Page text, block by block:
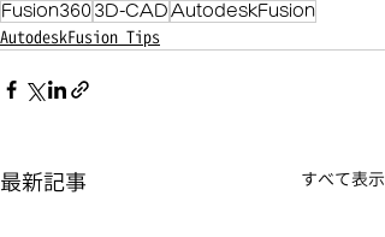
Fusion360 3D-CAD AutodeskFusion
AutodeskFusion Tips
最新記事 すべて表示